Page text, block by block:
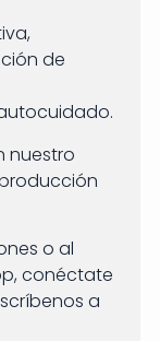
de
nuestro
o al
conéctate
a